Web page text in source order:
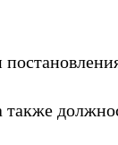
также